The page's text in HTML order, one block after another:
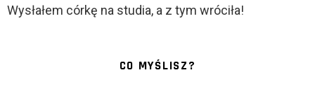
Wysłałem córkę na studia, a z tym wróciła!
CO MYŚLISZ?